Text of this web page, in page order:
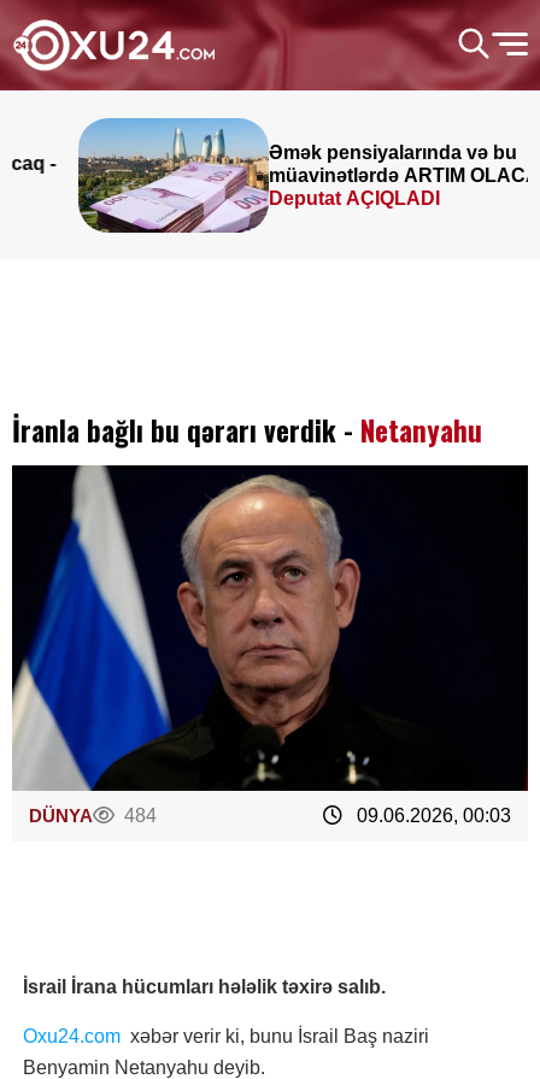
Əmək pensiyalarında və bu
müavinətlərdə ARTIM OLACAQ -
Deputat AÇIQLADI
İranla bağlı bu qərarı verdik - Netanyahu
DÜNYA 484 09.06.2026, 00:03
İsrail İrana hücumları hələlik təxirə salıb.
Oxu24.com xəbər verir ki, bunu İsrail Baş naziri
Benyamin Netanyahu deyib.